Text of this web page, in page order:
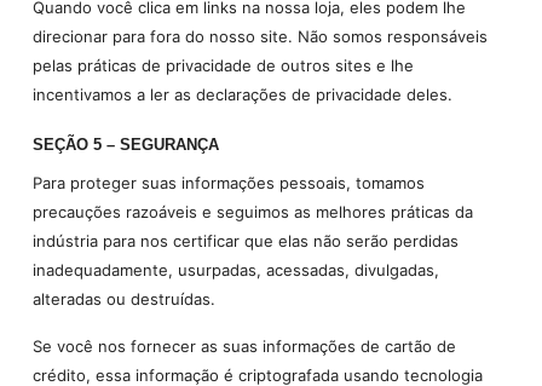
Quando você clica em links na nossa loja, eles podem lhe
direcionar para fora do nosso site. Não somos responsáveis
pelas práticas de privacidade de outros sites e lhe
incentivamos a ler as declarações de privacidade deles.
SEÇÃO 5 – SEGURANÇA
Para proteger suas informações pessoais, tomamos
precauções razoáveis e seguimos as melhores práticas da
indústria para nos certificar que elas não serão perdidas
inadequadamente, usurpadas, acessadas, divulgadas,
alteradas ou destruídas.
Se você nos fornecer as suas informações de cartão de
crédito, essa informação é criptografada usando tecnologia